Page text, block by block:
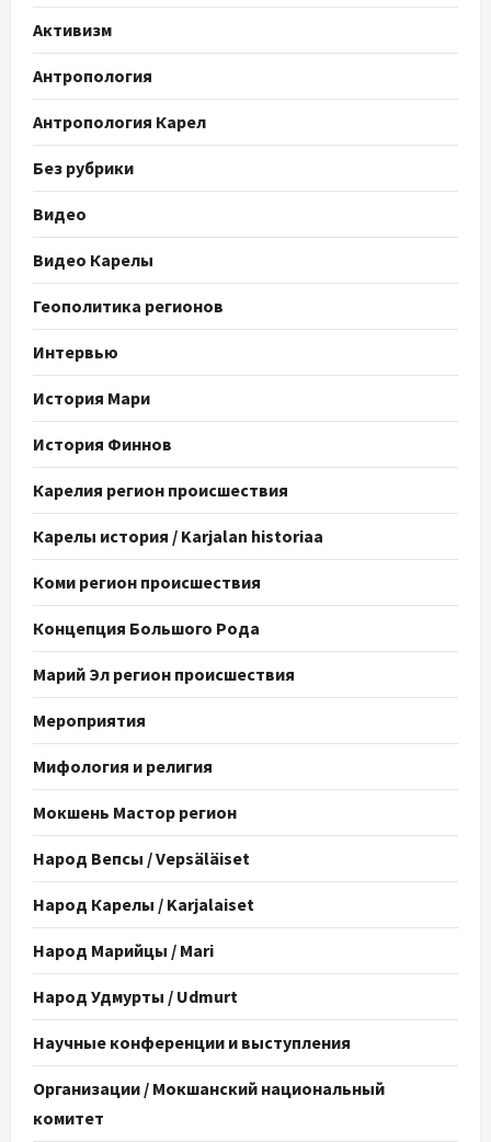
Активизм
Антропология
Антропология Карел
Без рубрики
Видео
Видео Карелы
Геополитика регионов
Интервью
История Мари
История Финнов
Карелия регион происшествия
Карелы история / Karjalan historiaa
Коми регион происшествия
Концепция Большого Рода
Марий Эл регион происшествия
Мероприятия
Мифология и религия
Мокшень Мастор регион
Народ Вепсы / Vepsäläiset
Народ Карелы / Karjalaiset
Народ Марийцы / Mari
Народ Удмурты / Udmurt
Научные конференции и выступления
Организации / Мокшанский национальный
комитет